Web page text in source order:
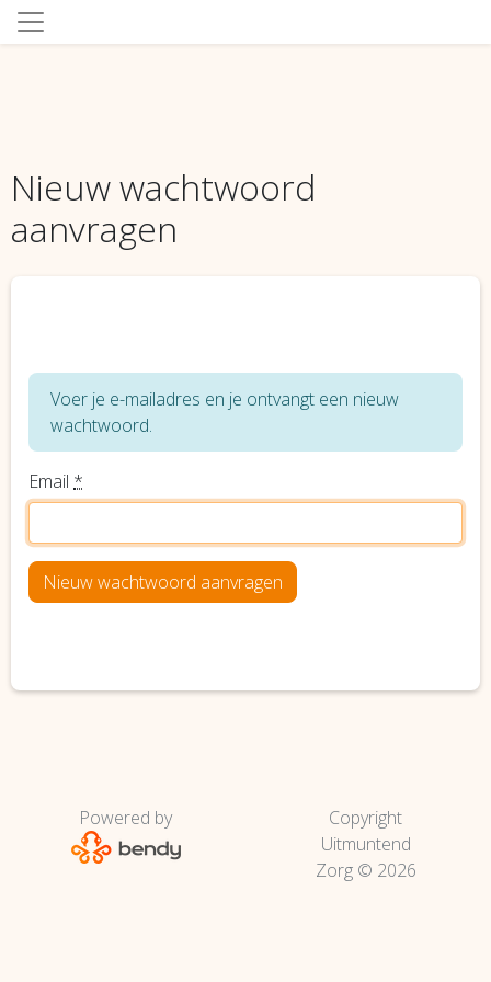
Nieuw wachtwoord
aanvragen
Voer je e-mailadres en je ontvangt een nieuw
wachtwoord.
Email *
Powered by
Copyright
Uitmuntend
Zorg © 2026